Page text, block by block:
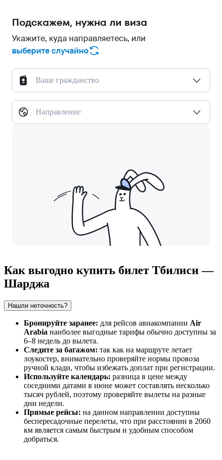
Подскажем, нужна ли виза
Укажите, куда направляетесь, или
выберите случайно
Ваше гражданство
Направление
Как выгодно купить билет Тбилиси —
Шарджа
Нашли неточность?
Бронируйте заранее: для рейсов авиакомпании Air
Arabia наиболее выгодные тарифы обычно доступны за
6–8 недель до вылета.
Следите за багажом: так как на маршруте летает
лоукостер, внимательно проверяйте нормы провоза
ручной клади, чтобы избежать доплат при регистрации.
Используйте календарь: разница в цене между
соседними датами в июне может составлять несколько
тысяч рублей, поэтому проверяйте вылеты на разные
дни недели.
Прямые рейсы: на данном направлении доступны
беспересадочные перелеты, что при расстоянии в 2060
км является самым быстрым и удобным способом
добраться.